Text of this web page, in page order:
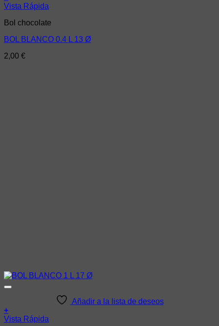
Vista Rápida
Bol chocolate
BOL BLANCO 0.4 L 13 Ø
2,00 €
Añadir a la lista de deseos
+
Vista Rápida